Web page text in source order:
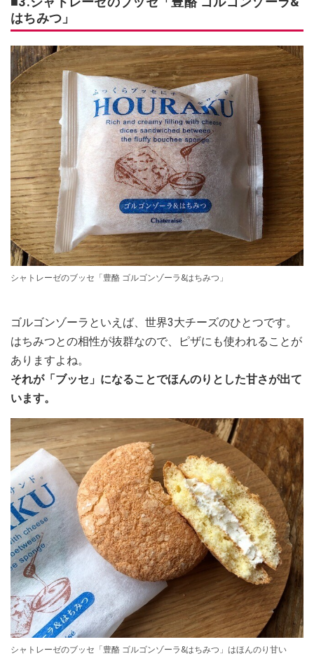
はちみつ」
シャトレーゼのブッセ「豊酪 ゴルゴンゾーラ&はちみつ」
ゴルゴンゾーラといえば、世界3大チーズのひとつです。
はちみつとの相性が抜群なので、ピザにも使われることが
ありますよね。
それが「ブッセ」になることでほんのりとした甘さが出て
います。
シャトレーゼのブッセ「豊酪 ゴルゴンゾーラ&はちみつ」はほんのり甘い